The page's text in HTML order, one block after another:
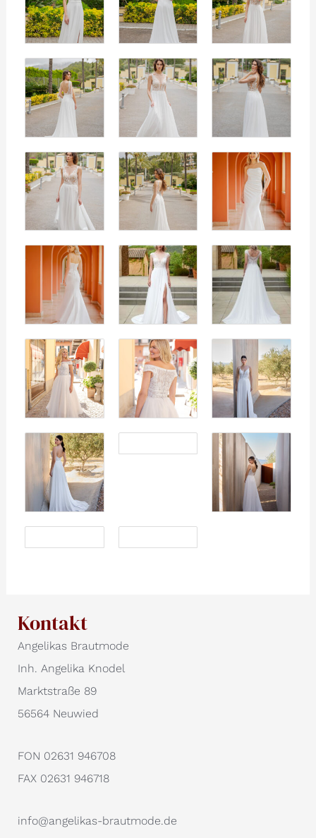
Kontakt
Angelikas Brautmode
Inh. Angelika Knodel
Marktstraße 89
56564 Neuwied
FON 02631 946708
FAX 02631 946718
info@angelikas-brautmode.de